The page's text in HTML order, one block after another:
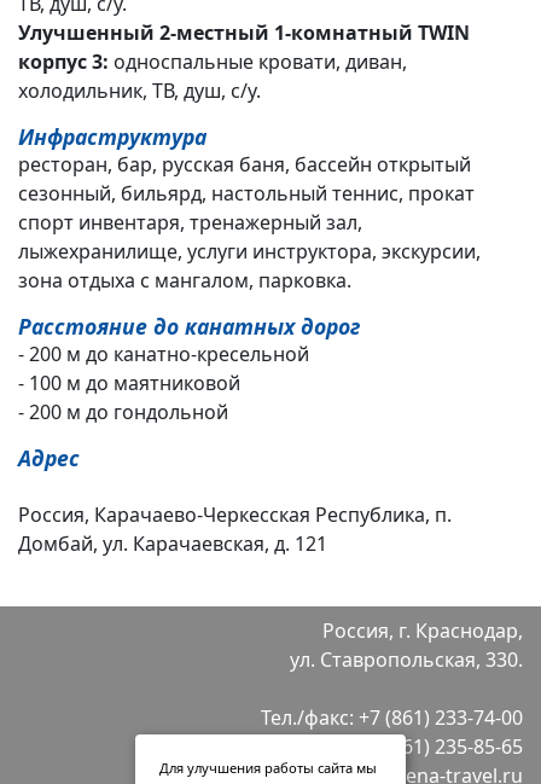
Улучшенный 2-местный 1-комнатный TWIN
корпус 3: односпальные кровати, диван,
холодильник, ТВ, душ, с/у.
Инфраструктура
ресторан, бар, русская баня, бассейн открытый
сезонный, бильярд, настольный теннис, прокат
спорт инвентаря, тренажерный зал,
лыжехранилище, услуги инструктора, экскурсии,
зона отдыха с мангалом, парковка.
Расстояние до канатных дорог
- 200 м до канатно-кресельной
- 100 м до маятниковой
- 200 м до гондольной
Адрес
Россия, Карачаево-Черкесская Республика, п.
Домбай, ул. Карачаевская, д. 121
Россия, г. Краснодар,
ул. Ставропольская, 330.
Тел./факс: +7 (861) 233-74-00
+7 (861) 235-85-65
E-mail:info@selena-travel.ru
Для улучшения работы сайта мы